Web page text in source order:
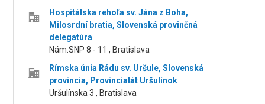
Hospitálska rehoľa sv. Jána z Boha,
Milosrdní bratia, Slovenská provinčná
delegatúra
Nám.SNP 8 - 11 , Bratislava
Rímska únia Rádu sv. Uršule, Slovenská
provincia, Provincialát Uršulínok
Uršulínska 3 , Bratislava